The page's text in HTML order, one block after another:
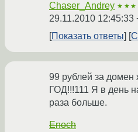
Chaser_Andrey
29.11.2010 12:45:33
Показать ответы
99 рублей за
ГОД!!!111 Я в день
раза больше.
Enoch